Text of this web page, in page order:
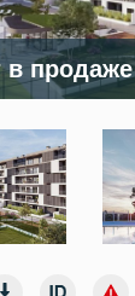
в продаже